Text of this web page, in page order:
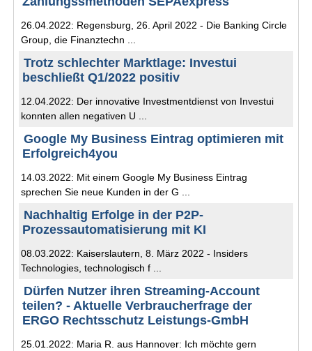
26.04.2022: Regensburg, 26. April 2022 - Die Banking Circle
Group, die Finanztechn ...
Trotz schlechter Marktlage: Investui
beschließt Q1/2022 positiv
12.04.2022: Der innovative Investmentdienst von Investui
konnten allen negativen U ...
Google My Business Eintrag optimieren mit
Erfolgreich4you
14.03.2022: Mit einem Google My Business Eintrag
sprechen Sie neue Kunden in der G ...
Nachhaltig Erfolge in der P2P-
Prozessautomatisierung mit KI
08.03.2022: Kaiserslautern, 8. März 2022 - Insiders
Technologies, technologisch f ...
Dürfen Nutzer ihren Streaming-Account
teilen? - Aktuelle Verbraucherfrage der
ERGO Rechtsschutz Leistungs-GmbH
25.01.2022: Maria R. aus Hannover: Ich möchte gern